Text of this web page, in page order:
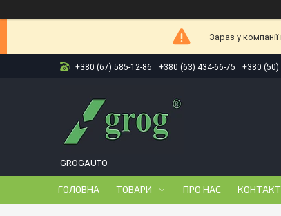
Зараз у
+380 (67) 585-12-86 +380 (63) 434-66-75 +380 (50)
GROGAUTO
ГОЛОВНА ТОВАРИ ПРО НАС